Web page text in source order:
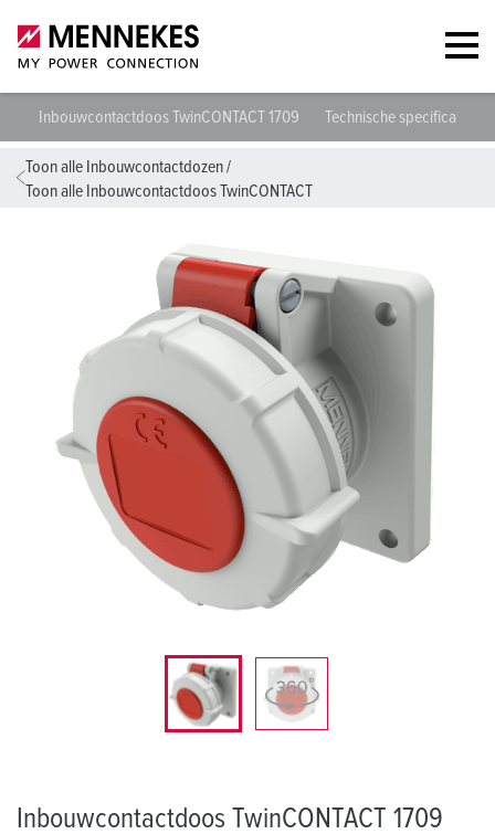
Inbouwcontactdoos TwinCONTACT 1709 Technische specificaties
Toon alle Inbouwcontactdozen/
Toon alle Inbouwcontactdoos TwinCONTACT
Inbouwcontactdoos TwinCONTACT 1709